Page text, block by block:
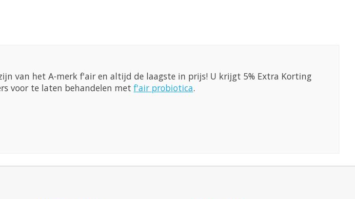
van het A-merk f'air en altijd de laagste in prijs! U krijgt 5% Extra Korting
voor te laten behandelen met f'air probiotica.